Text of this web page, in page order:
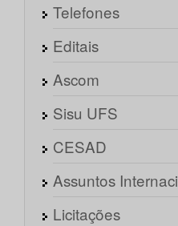
Telefones
Editais
Ascom
Sisu UFS
CESAD
Assuntos
Licitações